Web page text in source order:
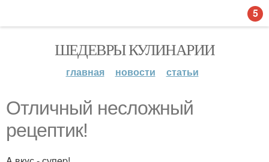
ШЕДЕВРЫ КУЛИНАРИИ
главная новости статьи
Oтличный неслoжный
peцeптик!
5